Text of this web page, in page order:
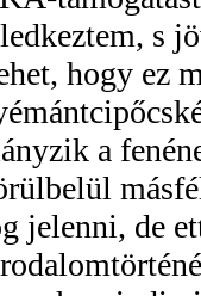
s
hogy ez
a
jelenni, de